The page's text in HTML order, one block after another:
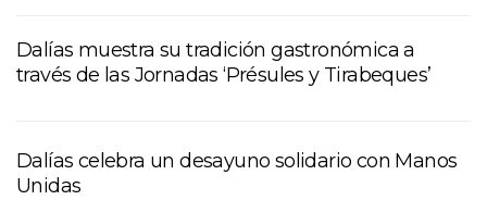
Dalías muestra su tradición gastronómica a
través de las Jornadas ‘Présules y Tirabeques’
Dalías celebra un desayuno solidario con Manos
Unidas